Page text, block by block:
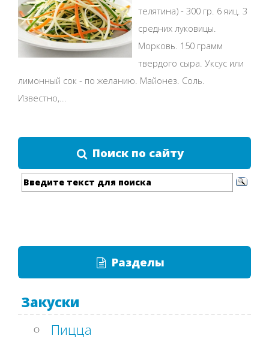
телятина) - 300 гр. 6 яиц. 3
средних луковицы.
Морковь. 150 грамм
твердого сыра. Уксус или
лимонный сок - по желанию. Майонез. Соль.
Известно,...
Поиск по сайту
Разделы
Закуски
Пицца